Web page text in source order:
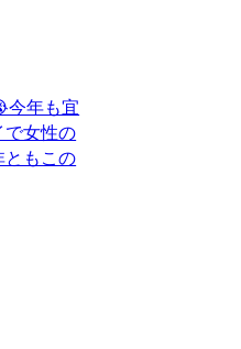
今年も宜
で女性の
ともこの